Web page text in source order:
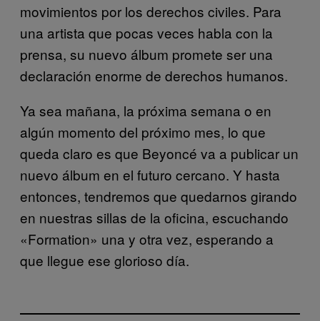
movimientos por los derechos civiles. Para
una artista que pocas veces habla con la
prensa, su nuevo álbum promete ser una
declaración enorme de derechos humanos.
Ya sea mañana, la próxima semana o en
algún momento del próximo mes, lo que
queda claro es que Beyoncé va a publicar un
nuevo álbum en el futuro cercano. Y hasta
entonces, tendremos que quedarnos girando
en nuestras sillas de la oficina, escuchando
«Formation» una y otra vez, esperando a
que llegue ese glorioso día.